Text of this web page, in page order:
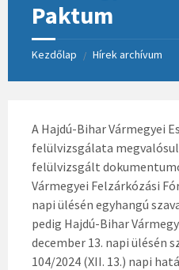
Paktum
Kezdőlap / Hírek archívum
A Hajdú-Bihar Vármegyei
felülvizsgálata
felülvizsgált
Vármegyei Felzárkózási
napi ülésén egyhangú
pedig Hajdú-Bihar
december 13. napi ülésén
104/2024 (XII. 13.) napi